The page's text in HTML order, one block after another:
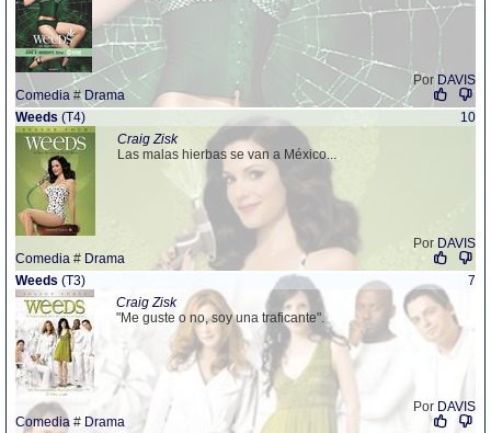
Por DAVIS
Comedia #Drama
Weeds (T4)
10
Craig Zisk
Las malas hierbas se van a México...
Por DAVIS
Comedia # Drama
Weeds (T3)
7
Craig Zisk
"Me guste o no, soy una traficante".
Por DAVIS
Comedia # Drama